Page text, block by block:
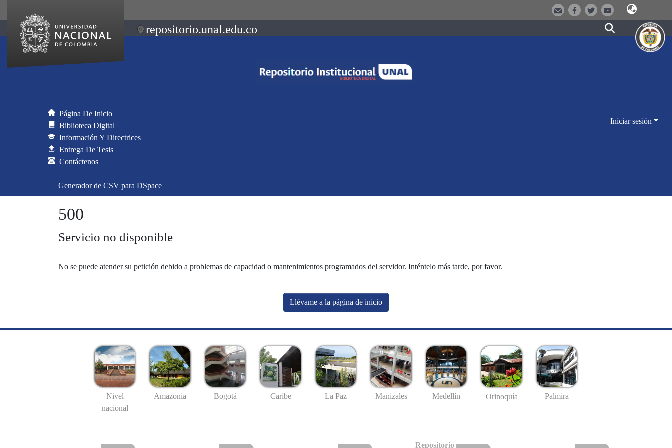
repositorio.unal.edu.co
Página De Inicio
Biblioteca Digital
Información Y Directrices
Entrega De Tesis
Contáctenos
Iniciar sesión
Generador de CSV para DSpace
500
Servicio no disponible
No se puede atender su petición debido a problemas de capacidad o mantenimientos programados del servidor. Inténtelo más tarde, por favor.
Llévame a la página de inicio
Nivel
nacional
Amazonía Bogotá Caribe La Paz Manizales Medellín Orinoquía Palmira
Repositorio